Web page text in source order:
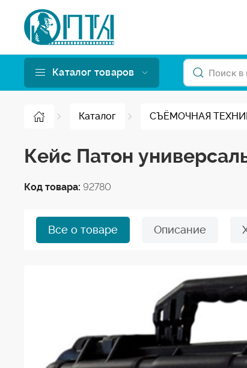
Каталог товаров
Каталог СЪЁМОЧНАЯ
Кейс Патон
Код товара: 92780
Все о товаре Описание